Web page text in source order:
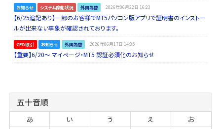
お知らせ システム稼動状況 外国為替 2026年06月22日 16:23
【6/25追記あり】一部のお客様でMT5パソコン版アプリで証明書のインストー
ルが出来ない事象が確認されております。
CFD取引 お知らせ 外国為替 2026年06月17日 14:35
【重要】6/20～ マイページ・MT5 認証必須化のお知らせ
五十音順
あ い う え
お